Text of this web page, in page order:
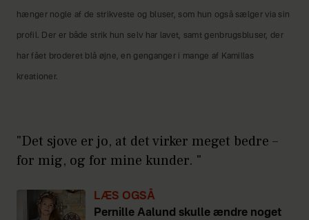
hænger nogle af de strikveste og bluser, som hun også sælger via sin
profil. Der er både strik hun selv har lavet, samt genbrugsbluser, der
har fået broderet blå øjne, en genganger i mange af Kamillas
kreationer.
"Det sjove er jo, at det virker meget bedre –
for mig, og for mine kunder. "
LÆS OGSÅ
Pernille Aalund skulle ændre noget